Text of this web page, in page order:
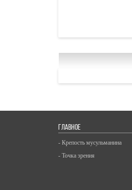
ГЛАВНОЕ
- Крепость мусульманина
- Точка зрения